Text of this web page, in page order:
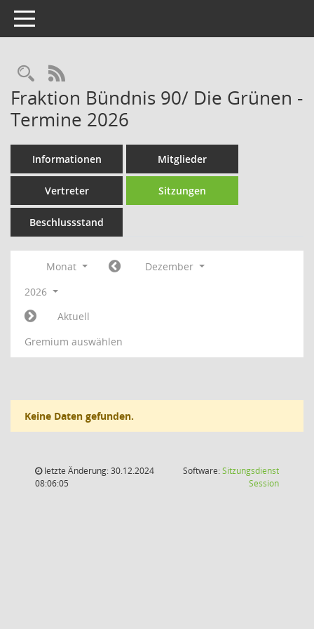
Toggle navigation
Rechercheauswahl
RSS-Feed
Fraktion Bündnis 90/ Die Grünen -
Termine 2026
Informationen Mitglieder
Vertreter Sitzungen
Beschlussstand
Monat
Dezember
2026
Aktuell
Gremium auswählen
Keine Daten gefunden.
letzte Änderung: 30.12.2024
08:06:05
Software:Sitzungsdienst
Session(Wird in